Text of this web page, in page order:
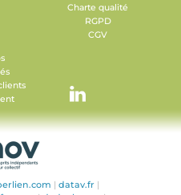
Charte qualité
RGPD
CGV
| datav.fr |